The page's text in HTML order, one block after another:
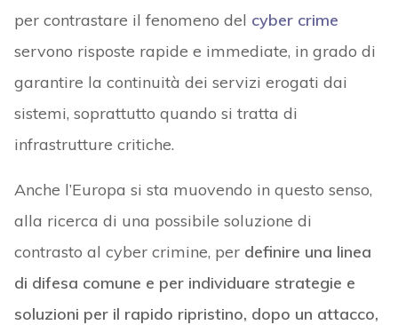
per contrastare il fenomeno del cyber crime
servono risposte rapide e immediate, in grado di
garantire la continuità dei servizi erogati dai
sistemi, soprattutto quando si tratta di
infrastrutture critiche.
Anche l’Europa si sta muovendo in questo senso,
alla ricerca di una possibile soluzione di
contrasto al cyber crimine, per definire una linea
di difesa comune e per individuare strategie e
soluzioni per il rapido ripristino, dopo un attacco,